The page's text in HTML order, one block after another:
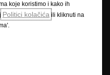
Opel u svijetu
Tehničke informacije
koje koristimo i kako ih
Politici kolačića ili kliknuti na